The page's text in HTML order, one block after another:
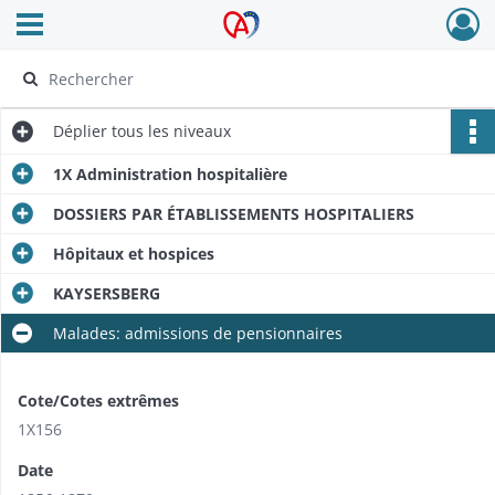
Archives Alsace - Colmar
Ouvrir le menu déroulant
Déplier tous les niveaux
1X Administration hospitalière
DOSSIERS PAR ÉTABLISSEMENTS HOSPITALIERS
Hôpitaux et hospices
KAYSERSBERG
Malades: admissions de pensionnaires
Cote/Cotes extrêmes
1X156
Date